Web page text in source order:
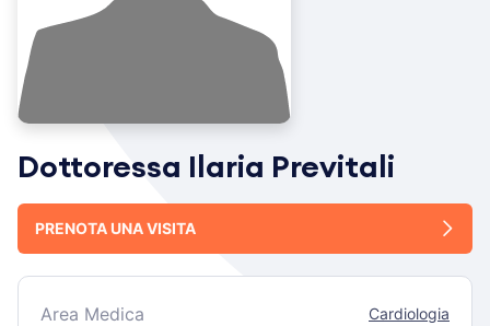
Dottoressa Ilaria Previtali
PRENOTA UNA VISITA
Area Medica Cardiologia